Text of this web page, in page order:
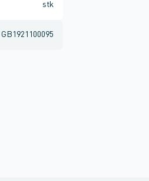
stk
GB1921100095